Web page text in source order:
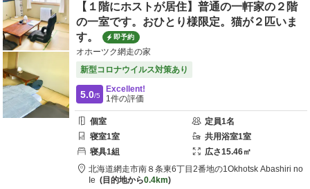
【１階にホストが居住】普通の一軒家の２階
の一室です。おひとり様限定。猫が２匹いま
す。
即予約
オホーツク網走の家
新型コロナウイルス対策あり
5.0/5
Excellent!
1件の評価
個室 定員1名
寝室1室 共用浴室1室
寝具1組 広さ15.46㎡
北海道網走市南８条東6丁目2番地の1Okhotsk Abashiri no
Ie
目的地から0.4km